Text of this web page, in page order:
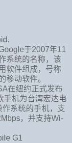
于2007年11
系统的名称，该
软件组成，号称
移动软件。
在纽约正式发布
机为台湾宏达电
系统的手机，支
，并支持Wi-
G1